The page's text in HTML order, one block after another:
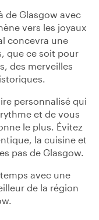
de Glasgow avec
vers les joyaux
concevra une
que ce soit pour
des merveilles
personnalisé qui
et de vous
le plus. Évitez
la cuisine et
pas de Glasgow.
avec une
de la région